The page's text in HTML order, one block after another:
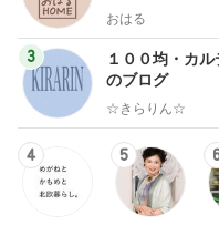
おはる
3
１００均・カ
のブログ
☆きらりん☆
4 5